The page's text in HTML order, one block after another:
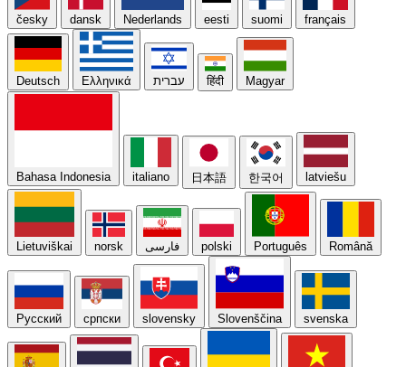
česky dansk Nederlands eesti suomi français
Deutsch Ελληνικά עברית हिंदी Magyar
Bahasa Indonesia italiano 日本語 한국어 latviešu
Lietuviškai norsk فارسی polski Português Română
Русский српски slovensky Slovenščina svenska